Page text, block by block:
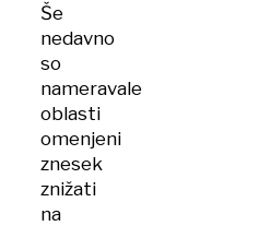
Še
nedavno
so
nameravale
oblasti
omenjeni
znesek
znižati
na